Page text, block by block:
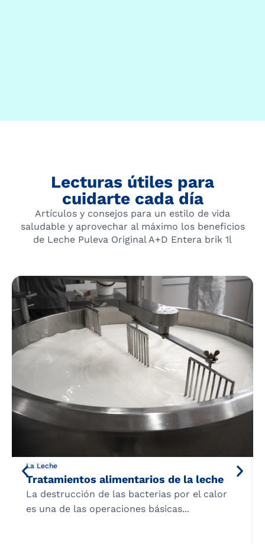
Lecturas útiles para
cuidarte cada día
Artículos y consejos para un estilo de vida
saludable y aprovechar al máximo los beneficios
de Leche Puleva Original A+D Entera brik 1l
La Leche
Tratamientos alimentarios de la leche
La destrucción de las bacterias por el calor
es una de las operaciones básicas...